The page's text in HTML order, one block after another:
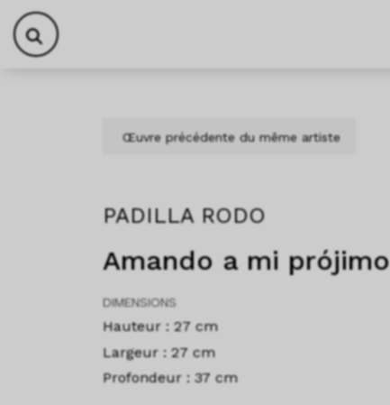
Aller au contenu
Skip to footer
Œuvre précédente du même artiste
PADILLA RODO
Amando a mi prójimo
DIMENSIONS
Hauteur : 27 cm
Largeur : 27 cm
Profondeur : 37 cm